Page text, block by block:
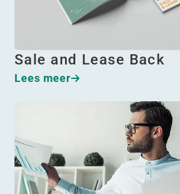
Sale and Lease Back
Lees meer